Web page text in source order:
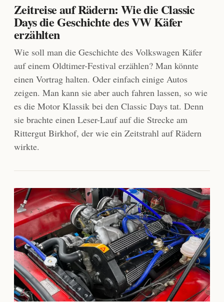
Zeitreise auf Rädern: Wie die Classic
Days die Geschichte des VW Käfer
erzählten
Wie soll man die Geschichte des Volkswagen Käfer
auf einem Oldtimer-Festival erzählen? Man könnte
einen Vortrag halten. Oder einfach einige Autos
zeigen. Man kann sie aber auch fahren lassen, so wie
es die Motor Klassik bei den Classic Days tat. Denn
sie brachte einen Leser-Lauf auf die Strecke am
Rittergut Birkhof, der wie ein Zeitstrahl auf Rädern
wirkte.